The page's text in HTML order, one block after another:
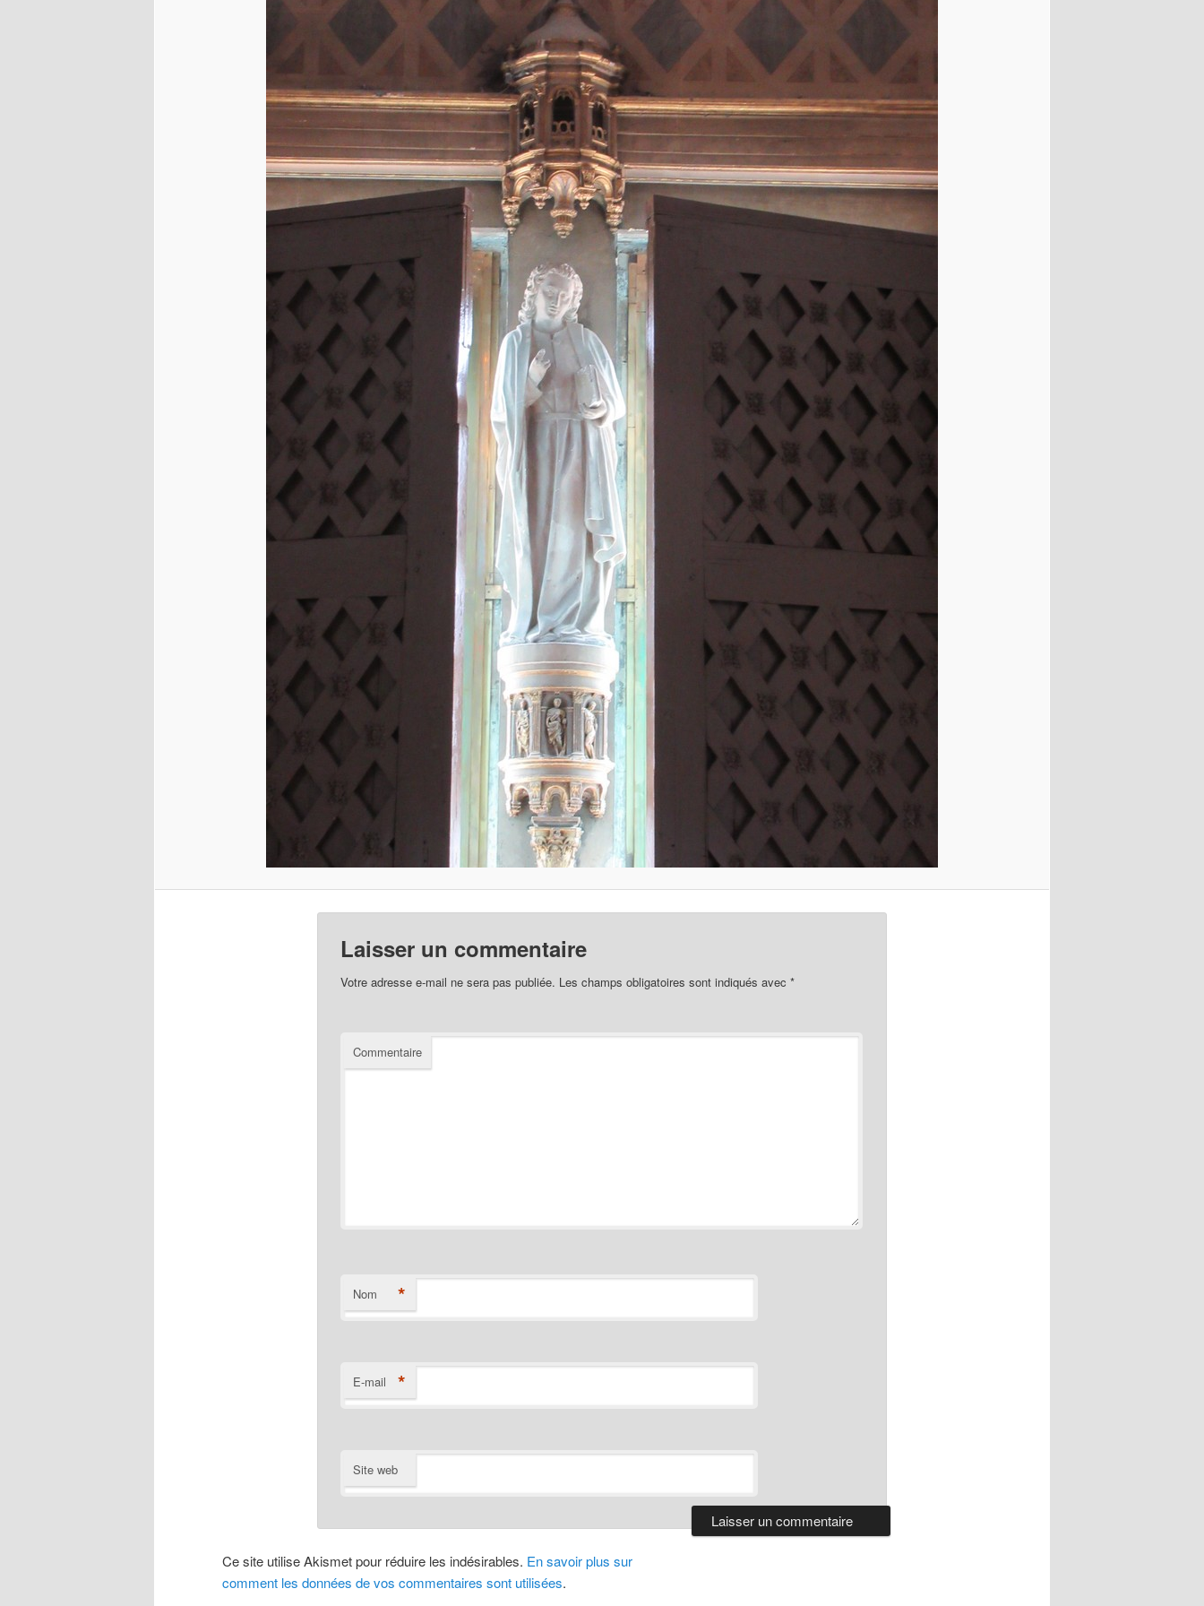
Laisser un commentaire
Votre adresse e-mail ne sera pas publiée. Les champs obligatoires sont indiqués avec *
Commentaire
Nom *
E-mail *
Site web
Ce site utilise Akismet pour réduire les indésirables. En savoir plus sur
comment les données de vos commentaires sont utilisées.